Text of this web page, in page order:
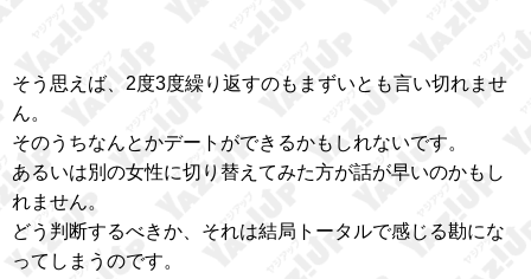
そう思えば、2度3度繰り返すのもまずいとも言い切れませ
ん。
そのうちなんとかデートができるかもしれないです。
あるいは別の女性に切り替えてみた方が話が早いのかもし
れません。
どう判断するべきか、それは結局トータルで感じる勘にな
ってしまうのです。